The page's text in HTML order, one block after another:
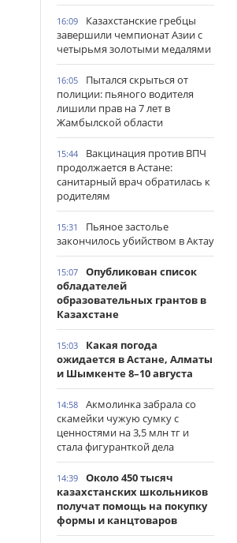
16:09
Казахстанские гребцы
завершили чемпионат Азии с
четырьмя золотыми медалями
16:05
Пытался скрыться от
полиции: пьяного водителя
лишили прав на 7 лет в
Жамбылской области
15:44
Вакцинация против ВПЧ
продолжается в Астане:
санитарный врач обратилась к
родителям
15:31
Пьяное застолье
закончилось убийством в Актау
15:07
Опубликован список
обладателей
образовательных грантов в
Казахстане
15:03
Какая погода
ожидается в Астане, Алматы
и Шымкенте 8–10 августа
14:58
Акмолинка забрала со
скамейки чужую сумку с
ценностями на 3,5 млн тг и
стала фигуранткой дела
14:39
Около 450 тысяч
казахстанских школьников
получат помощь на покупку
формы и канцтоваров